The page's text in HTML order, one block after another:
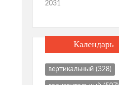
2031
Календарь
вертикальный (328)